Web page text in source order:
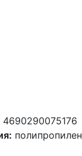
4690290075176
полипропилен